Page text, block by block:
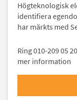
Högteknologisk
identifiera
har märkts med
Ring 010-209 05
mer information